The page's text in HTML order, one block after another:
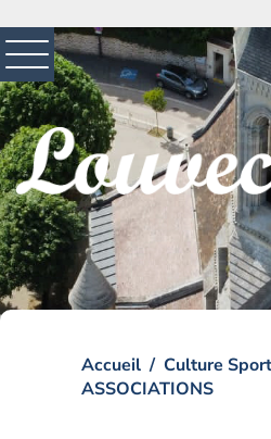
MENU
PRINCIPAL
Visiter la page accueil du site
Accueil Culture
ASSOCIATIONS